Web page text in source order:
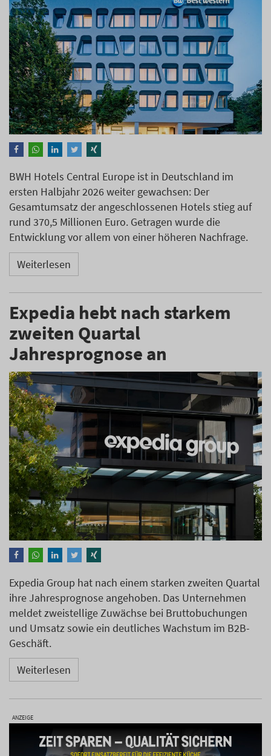
BWH Hotels Central Europe ist in Deutschland im
ersten Halbjahr 2026 weiter gewachsen: Der
Gesamtumsatz der angeschlossenen Hotels stieg auf
rund 370,5 Millionen Euro. Getragen wurde die
Entwicklung vor allem von einer höheren Nachfrage.
Weiterlesen
Expedia hebt nach starkem
zweiten Quartal
Jahresprognose an
Expedia Group hat nach einem starken zweiten Quartal
ihre Jahresprognose angehoben. Das Unternehmen
meldet zweistellige Zuwächse bei Bruttobuchungen
und Umsatz sowie ein deutliches Wachstum im B2B-
Geschäft.
Weiterlesen
ANZEIGE